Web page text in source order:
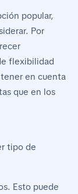
popular,
Por
flexibilidad
en cuenta
que en los
tipo de
Esto puede